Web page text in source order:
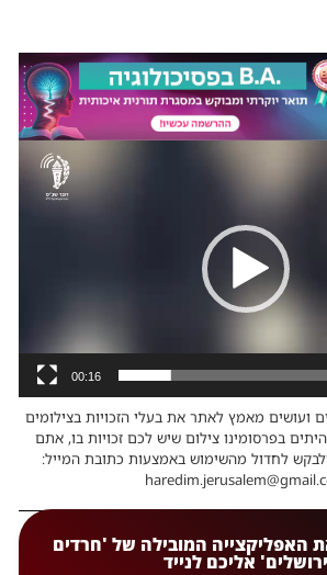
00:16
ועושים מאמץ לאתר את בעלי הזכויות בצילומים
בפרסומינו צילום שיש לכם זכויות בו, אתם
לחדול מהשימוש באמצעות כתובת המייל:
האפליקצייה המובילה של 'חרדים
ירושלים' אליכם לנייד